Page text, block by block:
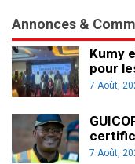
Annonces &
Kumy
pour
7 Août,
7 Août,